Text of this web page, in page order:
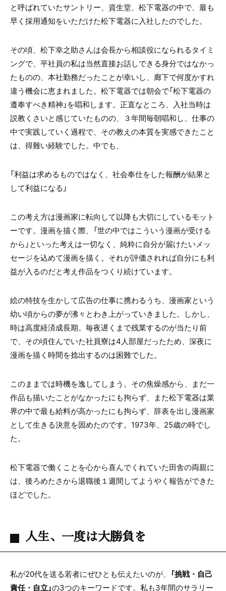
と呼ばれていたサントリー、資生堂、松下電器の中で、最も
早く採用通知をいただけた松下電器に入社したのでした。
その頃、松下幸之助さんは会長から相談役になられるタイミ
ングで、平社員の私は当然直接お話しできる身分ではなかっ
たものの、本社勤務だったことが幸いし、廊下で何度かすれ
違う機会に恵まれました。松下電器では朝会で「松下電器の
遵奉すべき精神」を唱和します。正直なところ、入社当時は
説教くさいと感じていたものの、３年間毎朝唱和し、仕事の
中で実践していく過程で、その教えの本質を実感できたこと
は、得難い経験でした。中でも、
「利益は求めるものではなく、社会奉仕をした報酬が結果と
して利益になる」
この考え方は漫画家に転向して以降も大切にしているモット
ーです。漫画を描く際、「世の中ではこういう漫画が受ける
から」といった考えは一切なく、純粋に自分が届けたいメッ
セージを込めて漫画を描く。それが評価されれば自分にも利
益が入るのだと考え作品をつくり続けています。
絵の特技を生かして広告の仕事に携わるうち、漫画家という
幼い頃からの夢が沸々とわき上がっていきました。しかし、
時は高度経済成長期。毎夜遅くまで残業するのが当たり前
で、その頃住んでいた社員寮は4人部屋だったため、深夜に
漫画を描く時間を捻出するのは困難でした。
このままでは時機を逸してしまう。その焦燥感から、まだ一
作品も描いたことがなかったにも拘らず、また松下電器は業
界の中で最も給料が高かったにも拘らず、辞表を出し漫画家
として生きる決意を固めたのです。 1973年、 25歳の時でし
た。
松下電器で働くことを心から喜んでくれていた田舎の両親に
は、後ろめたさから退職後１週間してようやく報告ができた
ほどでした。
人生、一度は大勝負を
私が20代を送る若者にぜひとも伝えたいのが、 「挑戦・自己
責任・自立」の3つのキーワードです。私も3年間のサラリー